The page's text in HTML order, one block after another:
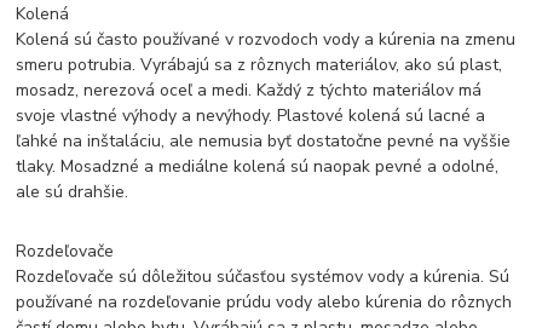
Kolená
Kolená sú často používané v rozvodoch vody a kúrenia na zmenu
smeru potrubia. Vyrábajú sa z rôznych materiálov, ako sú plast,
mosadz, nerezová oceľ a medi. Každý z týchto materiálov má
svoje vlastné výhody a nevýhody. Plastové kolená sú lacné a
ľahké na inštaláciu, ale nemusia byť dostatočne pevné na vyššie
tlaky. Mosadzné a mediálne kolená sú naopak pevné a odolné,
ale sú drahšie.
Rozdeľovače
Rozdeľovače sú dôležitou súčasťou systémov vody a kúrenia. Sú
používané na rozdeľovanie prúdu vody alebo kúrenia do rôznych